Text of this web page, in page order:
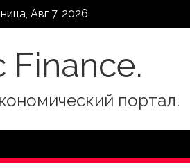
Авг 7, 2026
Finance.
портал.